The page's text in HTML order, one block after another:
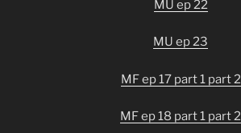
MU ep 22
MU ep 23
MF ep 17 part 1part 2
MF ep 18 part 1 part 2